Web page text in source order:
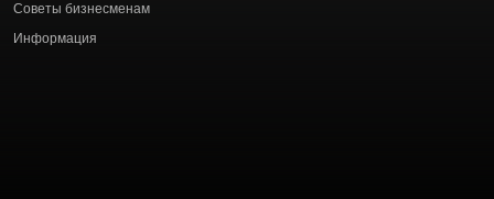
Советы бизнесменам
Информация